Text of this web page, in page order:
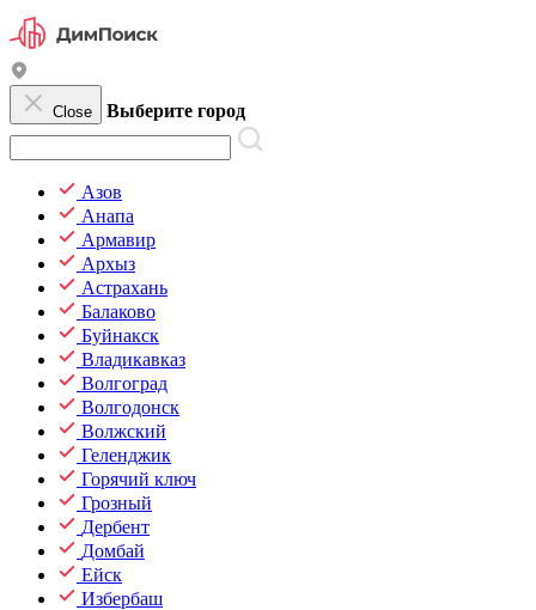
Close Выберите город
Азов
Анапа
Армавир
Архыз
Астрахань
Балаково
Буйнакск
Владикавказ
Волгоград
Волгодонск
Волжский
Геленджик
Горячий ключ
Грозный
Дербент
Домбай
Ейск
Избербаш